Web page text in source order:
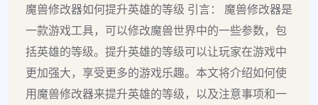
魔兽修改器如何提升英雄的等级 引言： 魔兽修改器是
一款游戏工具，可以修改魔兽世界中的一些参数，包
括英雄的等级。提升英雄的等级可以让玩家在游戏中
更加强大，享受更多的游戏乐趣。本文将介绍如何使
用魔兽修改器来提升英雄的等级，以及注意事项和一